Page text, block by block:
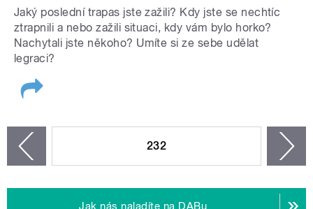
Jaký poslední trapas jste zažili? Kdy jste se nechtíc
ztrapnili a nebo zažili situaci, kdy vám bylo horko?
Nachytali jste někoho? Umíte si ze sebe udělat
legraci?
232
Jak nás naladíte na DABu